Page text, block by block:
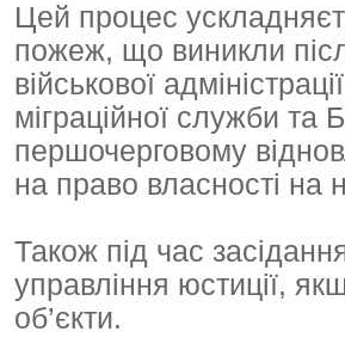
Цей процес
пожеж, що виникли
військової
міграційної служби та
першочерговому
на право власності на
Також під час
управління юстиції,
об’єкти.